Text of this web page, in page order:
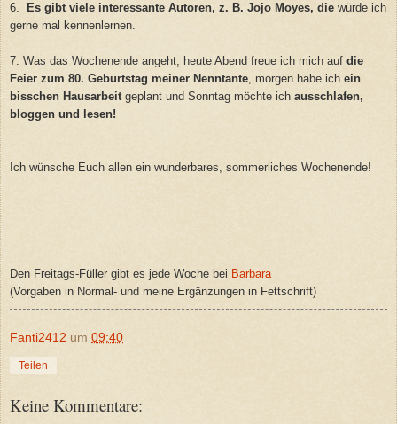
6. Es gibt viele interessante Autoren, z. B. Jojo Moyes, die würde ich
gerne mal kennenlernen.
7. Was das Wochenende angeht, heute Abend freue ich mich auf die
Feier zum 80. Geburtstag meiner Nenntante, morgen habe ich ein
bisschen Hausarbeit geplant und Sonntag möchte ich ausschlafen,
bloggen und lesen!
Ich wünsche Euch allen ein wunderbares, sommerliches Wochenende!
Den Freitags-Füller gibt es jede Woche bei Barbara
(Vorgaben in Normal- und meine Ergänzungen in Fettschrift)
Fanti2412 um 09:40
Teilen
Keine Kommentare: